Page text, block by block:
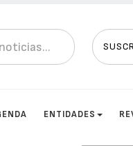
ENTIDADES